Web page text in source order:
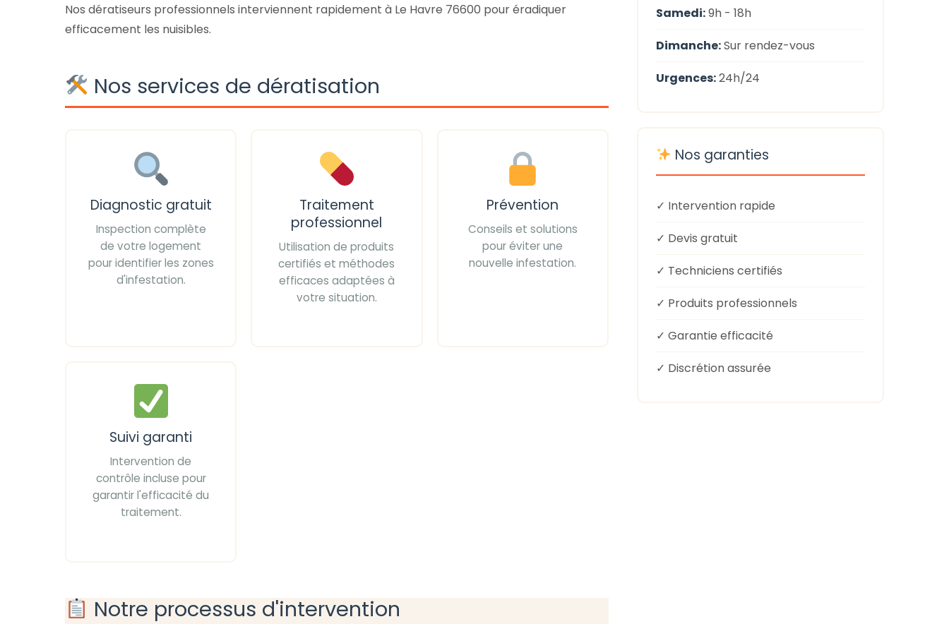
Nos dératiseurs professionnels interviennent rapidement à Le Havre 76600 pour éradiquer
efficacement les nuisibles.
Nos services de dératisation
Diagnostic gratuit
Inspection complète
de votre logement
pour identifier les zones
d'infestation.
Traitement
professionnel
Utilisation de produits
certifiés et méthodes
efficaces adaptées à
votre situation.
Prévention
Conseils et solutions
pour éviter une
nouvelle infestation.
Suivi garanti
Intervention de
contrôle incluse pour
garantir l'efficacité du
traitement.
Notre processus d'intervention
Samedi:9h - 18h
Dimanche:Sur rendez-vous
Urgences:24h/24
Nos garanties
✓ Intervention rapide
✓ Devis gratuit
✓ Techniciens certifiés
✓ Produits professionnels
✓ Garantie efficacité
✓ Discrétion assurée